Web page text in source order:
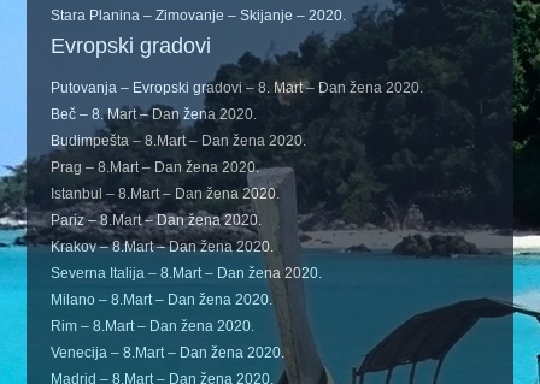
Stara Planina – Zimovanje – Skijanje – 2020.
Evropski gradovi
Putovanja – Evropski gradovi – 8. Mart – Dan žena 2020.
Beč – 8. Mart – Dan žena 2020.
Budimpešta – 8.Mart – Dan žena 2020.
Prag – 8.Mart – Dan žena 2020.
Istanbul – 8.Mart – Dan žena 2020.
Pariz – 8.Mart – Dan žena 2020.
Krakov – 8.Mart – Dan žena 2020.
Severna Italija – 8.Mart – Dan žena 2020.
Milano – 8.Mart – Dan žena 2020.
Rim – 8.Mart – Dan žena 2020.
Venecija – 8.Mart – Dan žena 2020.
Madrid – 8.Mart – Dan žena 2020.